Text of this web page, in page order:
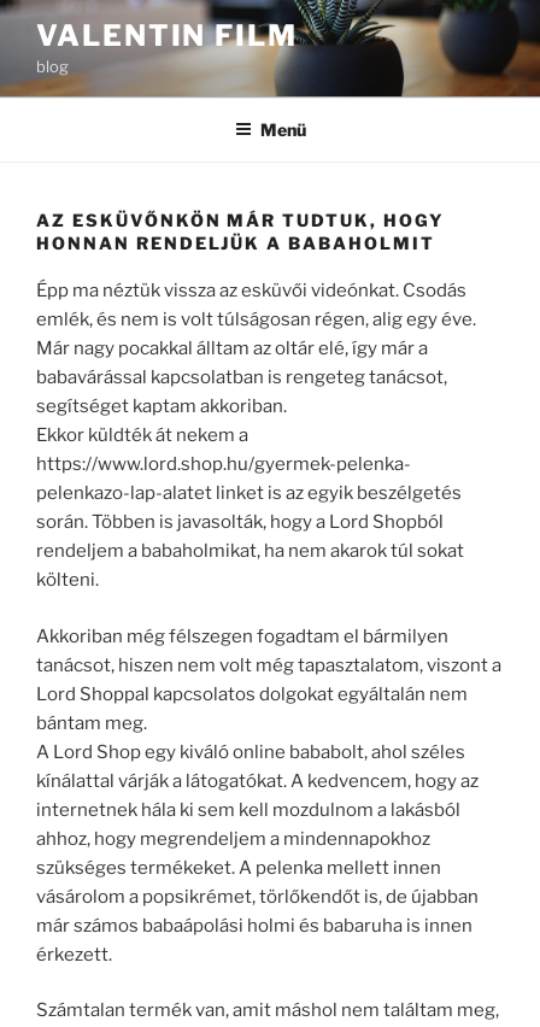
Tartalomhoz
VALENTIN FILM
blog
Menü
AZ ESKÜVŐNKÖN MÁR TUDTUK, HOGY
HONNAN RENDELJÜK A BABAHOLMIT
Épp ma néztük vissza az esküvői videónkat. Csodás
emlék, és nem is volt túlságosan régen, alig egy éve.
Már nagy pocakkal álltam az oltár elé, így már a
babavárással kapcsolatban is rengeteg tanácsot,
segítséget kaptam akkoriban.
Ekkor küldték át nekem a
https://www.lord.shop.hu/gyermek-pelenka-
pelenkazo-lap-alatet linket is az egyik beszélgetés
során. Többen is javasolták, hogy a Lord Shopból
rendeljem a babaholmikat, ha nem akarok túl sokat
költeni.
Akkoriban még félszegen fogadtam el bármilyen
tanácsot, hiszen nem volt még tapasztalatom, viszont a
Lord Shoppal kapcsolatos dolgokat egyáltalán nem
bántam meg.
A Lord Shop egy kiváló online bababolt, ahol széles
kínálattal várják a látogatókat. A kedvencem, hogy az
internetnek hála ki sem kell mozdulnom a lakásból
ahhoz, hogy megrendeljem a mindennapokhoz
szükséges termékeket. A pelenka mellett innen
vásárolom a popsikrémet, törlőkendőt is, de újabban
már számos babaápolási holmi és babaruha is innen
érkezett.
Számtalan termék van, amit máshol nem találtam meg,